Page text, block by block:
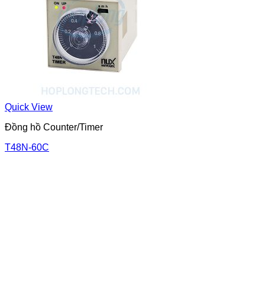
Quick View
Đồng hồ Counter/Timer
T48N-60C